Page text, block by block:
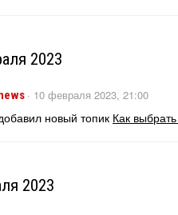
2023
· 10 февраля 2023, 21:00
новый топик Как
2023